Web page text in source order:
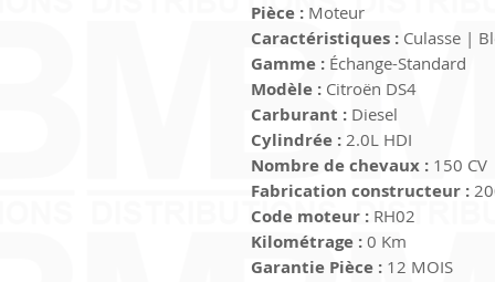
Pièce : Moteur
Caractéristiques : Culasse |
Gamme : Échange-Standard
Modèle : Citroën DS4
Carburant : Diesel
Cylindrée : 2.0L HDI
Nombre de chevaux : 150 CV
Fabrication constructeur :
Code moteur : RH02
Kilométrage : 0 Km
Garantie Pièce : 12 MOIS